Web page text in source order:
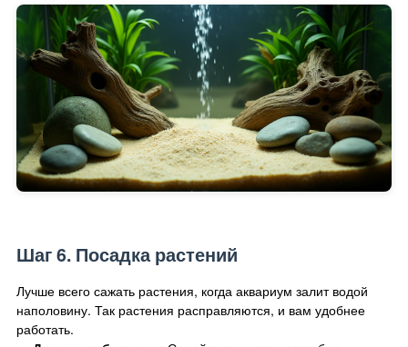
Шаг 6. Посадка растений
Лучше всего сажать растения, когда аквариум залит водой
наполовину. Так растения расправляются, и вам удобнее
работать.